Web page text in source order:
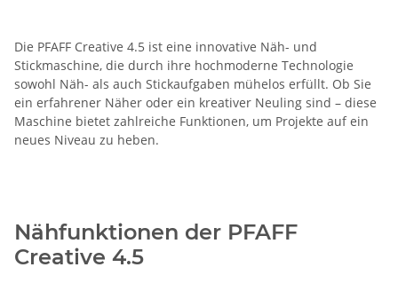
Die PFAFF Creative 4.5 ist eine innovative Näh- und
Stickmaschine, die durch ihre hochmoderne Technologie
sowohl Näh- als auch Stickaufgaben mühelos erfüllt. Ob Sie
ein erfahrener Näher oder ein kreativer Neuling sind – diese
Maschine bietet zahlreiche Funktionen, um Projekte auf ein
neues Niveau zu heben.
Nähfunktionen der PFAFF
Creative 4.5